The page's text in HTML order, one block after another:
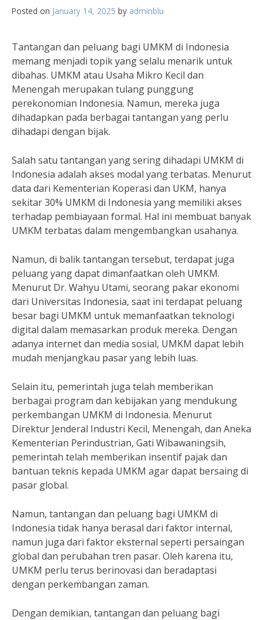
Posted on January 14, 2025 by adminblu
Tantangan dan peluang bagi UMKM di Indonesia
memang menjadi topik yang selalu menarik untuk
dibahas. UMKM atau Usaha Mikro Kecil dan
Menengah merupakan tulang punggung
perekonomian Indonesia. Namun, mereka juga
dihadapkan pada berbagai tantangan yang perlu
dihadapi dengan bijak.
Salah satu tantangan yang sering dihadapi UMKM di
Indonesia adalah akses modal yang terbatas. Menurut
data dari Kementerian Koperasi dan UKM, hanya
sekitar 30% UMKM di Indonesia yang memiliki akses
terhadap pembiayaan formal. Hal ini membuat banyak
UMKM terbatas dalam mengembangkan usahanya.
Namun, di balik tantangan tersebut, terdapat juga
peluang yang dapat dimanfaatkan oleh UMKM.
Menurut Dr. Wahyu Utami, seorang pakar ekonomi
dari Universitas Indonesia, saat ini terdapat peluang
besar bagi UMKM untuk memanfaatkan teknologi
digital dalam memasarkan produk mereka. Dengan
adanya internet dan media sosial, UMKM dapat lebih
mudah menjangkau pasar yang lebih luas.
Selain itu, pemerintah juga telah memberikan
berbagai program dan kebijakan yang mendukung
perkembangan UMKM di Indonesia. Menurut
Direktur Jenderal Industri Kecil, Menengah, dan Aneka
Kementerian Perindustrian, Gati Wibawaningsih,
pemerintah telah memberikan insentif pajak dan
bantuan teknis kepada UMKM agar dapat bersaing di
pasar global.
Namun, tantangan dan peluang bagi UMKM di
Indonesia tidak hanya berasal dari faktor internal,
namun juga dari faktor eksternal seperti persaingan
global dan perubahan tren pasar. Oleh karena itu,
UMKM perlu terus berinovasi dan beradaptasi
dengan perkembangan zaman.
Dengan demikian, tantangan dan peluang bagi